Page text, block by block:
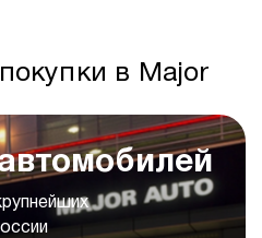
в Major